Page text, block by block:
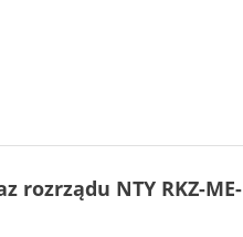
rozrządu NTY RKZ-ME-